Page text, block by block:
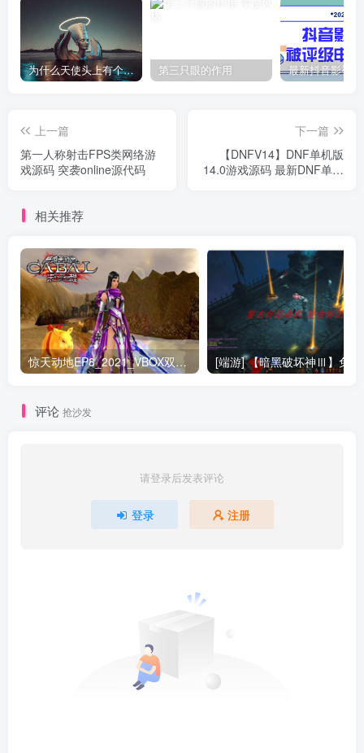
为什么天使头上有个圈？ 第三只眼的作用
上一篇
第一人称射击FPS类网络游
戏源码 突袭online源代码
下一篇
【DNFV14】DNF单机版
14.0游戏源码 最新DNF单机
相关推荐
惊天动地EP8_2021_VBOX双虚拟机单机版 win10可玩
评论 抢沙发
请登录后发表评论
登录 注册